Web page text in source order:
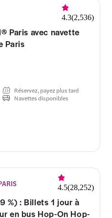
4.3(2,536)
Paris avec navette
Paris
Réservez, payez plus tard
Navettes disponibles
4.5(28,252)
%) : Billets 1 jour à
en bus Hop-On Hop-